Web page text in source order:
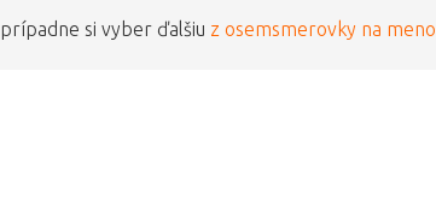
, prípadne si vyber ďalšiu z osemsmerovky na meno